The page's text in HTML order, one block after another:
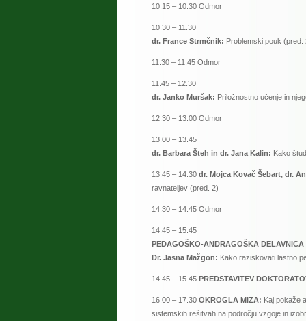
10.15 – 10.30 Odmor
10.30 – 11.30
dr. France Strmčnik: Problemski pouk (pred.
11.30 – 11.45 Odmor
11.45 – 12.30
dr. Janko Muršak: Priložnostno učenje in
12.30 – 13.00 Odmor
13.00 – 13.45
dr. Barbara Šteh in dr. Jana Kalin: Kako
13.45 – 14.30 dr. Mojca Kovač Šebart, dr.
ravnateljev (pred. 2)
14.30 – 14.45 Odmor
14.45 – 15.45
PEDAGOŠKO-ANDRAGOŠKA DELAVNICA
Dr. Jasna Mažgon: Kako raziskovati lastno
14.45 – 15.45 PREDSTAVITEV
16.00 – 17.30 OKROGLA MIZA: Kaj pokaže
sistemskih rešitvah na področju vzgoje in